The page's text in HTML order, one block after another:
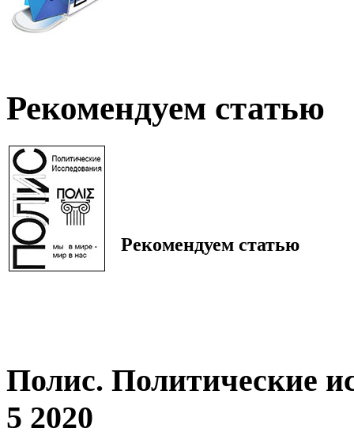
Рекомендуем статью
Рекомендуем статью
Полис. Политические
5 2020